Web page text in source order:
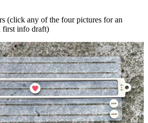
(click any of the four pictures for an
first info draft)